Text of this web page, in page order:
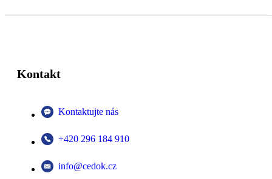
Kontakt
Kontaktujte nás
+420 296 184 910
info@cedok.cz